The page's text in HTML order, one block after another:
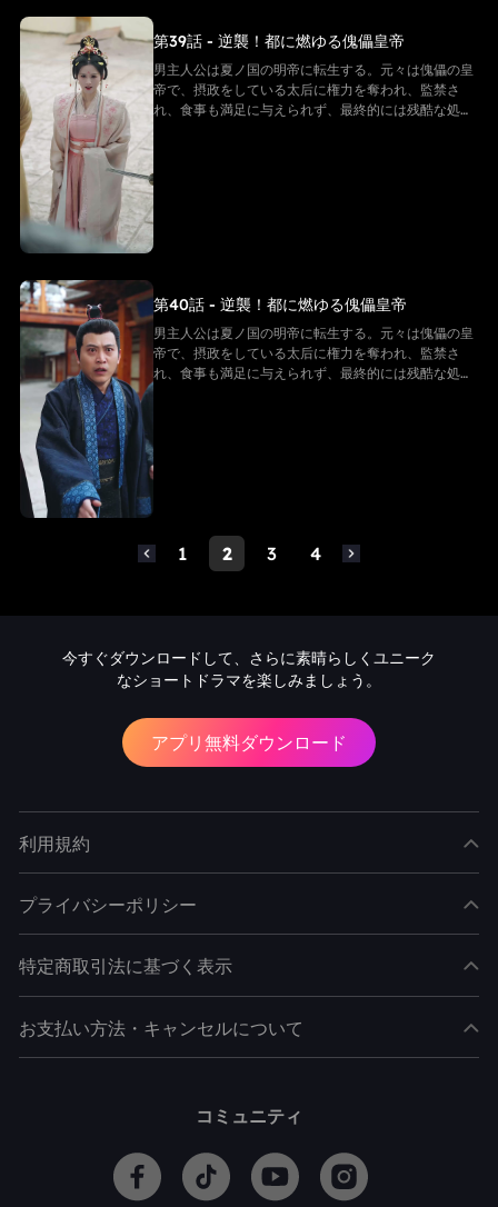
第39話 - 逆襲！都に燃ゆる傀儡皇帝
男主人公は夏ノ国の明帝に転生する。元々は傀儡の皇
帝で、摂政をしている太后に権力を奪われ、監禁さ
れ、食事も満足に与えられず、最終的には残酷な処刑
な力を手に入れ、冷徹な決断を下し、太后の勢力を一
つずつ排除しながら自らを強化し、皇后の愛を勝ち取
る。そして、次々に迫る危機を解決していく
第40話 - 逆襲！都に燃ゆる傀儡皇帝
男主人公は夏ノ国の明帝に転生する。元々は傀儡の皇
帝で、摂政をしている太后に権力を奪われ、監禁さ
れ、食事も満足に与えられず、最終的には残酷な処刑
を受け、命を落とす。しかし、転生後の男主は同じ悲
な力を手に入れ、冷徹な決断を下し、太后の勢力を一
つずつ排除しながら自らを強化し、皇后の愛を勝ち取
1 2 3 4
今すぐダウンロードして、さらに素晴らしくユニーク
なショートドラマを楽しみましょう。
アプリ無料ダウンロード
利用規約
プライバシーポリシー
特定商取引法に基づく表示
お支払い方法・キャンセルについて
コミュニティ